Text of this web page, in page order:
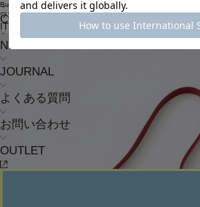
COORDINATE
NEWS
JOURNAL
よくある質問
お問い合わせ
OUTLET
Buket Baggage ショルダーバッグ別注カラーレッド✨
ワンピースのクラシカルなスタイルに抜け感を与えてくれます✨
ITEMS